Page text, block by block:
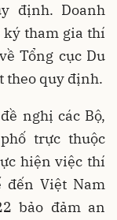
định. Doanh
tham gia thí
Tổng cục Du
theo quy định.
nghị các Bộ,
trực thuộc
hiện việc thí
đến Việt Nam
bảo đảm an